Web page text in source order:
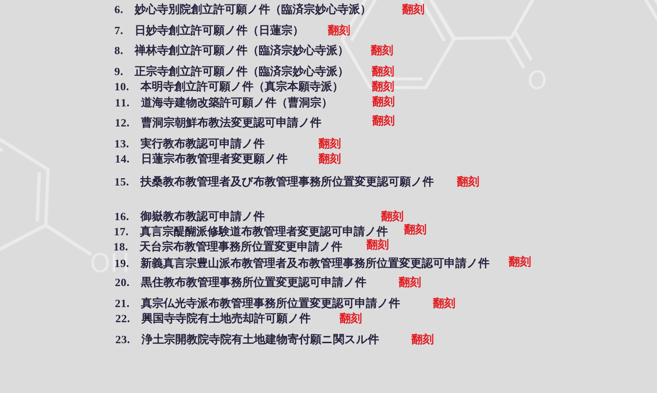
6. 妙心寺別院創立許可願ノ件（臨済宗妙心寺派）
翻刻
7. 日妙寺創立許可願ノ件（日蓮宗）
翻刻
8. 禅林寺創立許可願ノ件（臨済宗妙心寺派）
翻刻
9. 正宗寺創立許可願ノ件（臨済宗妙心寺派）
翻刻
10. 本明寺創立許可願ノ件（真宗本願寺派）
11. 道海寺建物改築許可願ノ件（曹洞宗）
翻刻
翻刻
12. 曹洞宗朝鮮布教法変更認可申請ノ件
翻刻
13. 実行教布教認可申請ノ件
14. 日蓮宗布教管理者変更願ノ件
翻刻
翻刻
15. 扶桑教布教管理者及び布教管理事務所位置変更認可願ノ件 翻刻
16. 御嶽教布教認可申請ノ件
翻刻
17. 真言宗醍醐派修験道布教管理者変更認可申請ノ件
翻刻
18. 天台宗布教管理事務所位置変更申請ノ件
翻刻
19. 新義真言宗豊山派布教管理者及布教管理事務所位置変更認可申請ノ件
翻刻
20. 黒住教布教管理事務所位置変更認可申請ノ件
翻刻
21. 真宗仏光寺派布教管理事務所位置変更認可申請ノ件
22. 興国寺寺院有土地売却許可願ノ件
翻刻
翻刻
23. 浄土宗開教院寺院有土地建物寄付願ニ関スル件 翻刻